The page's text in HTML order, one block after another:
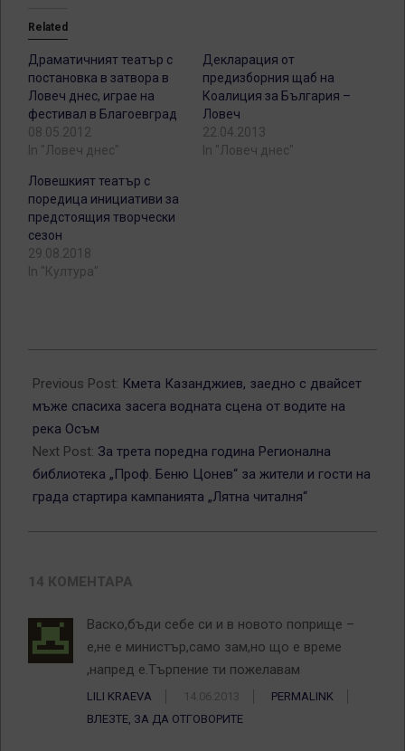
Related
Драматичният театър с
постановка в затвора в
Ловеч днес, играе на
фестивал в Благоевград
08.05.2012
In "Ловеч днес"
Декларация от
предизборния щаб на
Коалиция за България –
Ловеч
22.04.2013
In "Ловеч днес"
Ловешкият театър с
поредица инициативи за
предстоящия творчески
сезон
29.08.2018
In "Култура"
06-
13
Previous Post: Кмета Казанджиев, заедно с двайсет
мъже спасиха засега водната сцена от водите на
река Осъм
Next Post: За трета поредна година Регионална
библиотека „Проф. Беню Цонев“ за жители и гости на
града стартира кампанията „Лятна читалня“
14 КОМЕНТАРА
Васко,бъди себе си и в новото поприще –
е,не е министър,само зам,но що е време
,напред е.Търпение ти пожелавам
LILI KRAEVA 14.06.2013
PERMALINK
ВЛЕЗТЕ, ЗА ДА ОТГОВОРИТЕ